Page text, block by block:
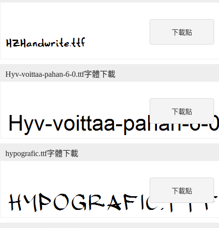
下載點
下載點
Hyv-voittaa-pahan-6-0.ttf字體下載
下載點
hypografic.ttf字體下載